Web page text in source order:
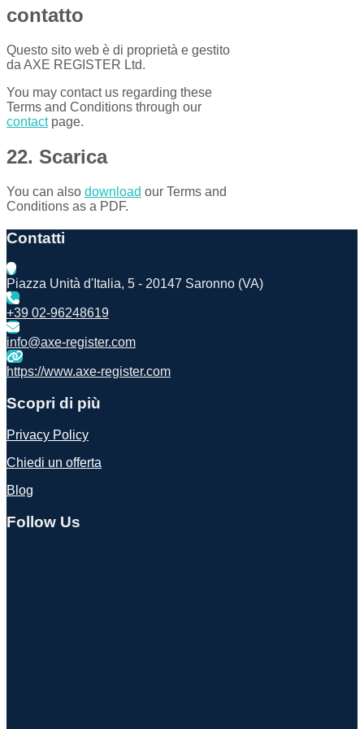
contatto
Questo sito web è di proprietà e gestito
da AXE REGISTER Ltd.
You may contact us regarding these
Terms and Conditions through our
contactpage.
22. Scarica
You can also download our Terms and
Conditions as a PDF.
Contatti
Piazza Unità d'Italia, 5 - 20147 Saronno (VA)
+39 02-96248619
info@axe-register.com
https://www.axe-register.com
Scopri di più
Privacy Policy
Chiedi un offerta
Blog
Follow Us